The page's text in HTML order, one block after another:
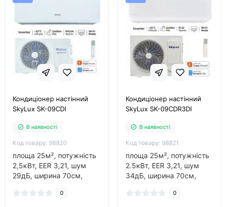
Кондиціонер настінний
SkyLux SK-09CDI
В наявності
Код товару: 98820
площа 25м², потужність
2,5кВт, EER 3,21, шум
29дБ, ширина 70см,
китай, інвертор так,
0
Кондиціонер настінний
SkyLux SK-09CDR3DI
В наявності
Код товару: 98821
площа 25м², потужність
2.5кВт, EER 3,21, шум
34дБ, ширина 70см,
китай, інвертор так,
0